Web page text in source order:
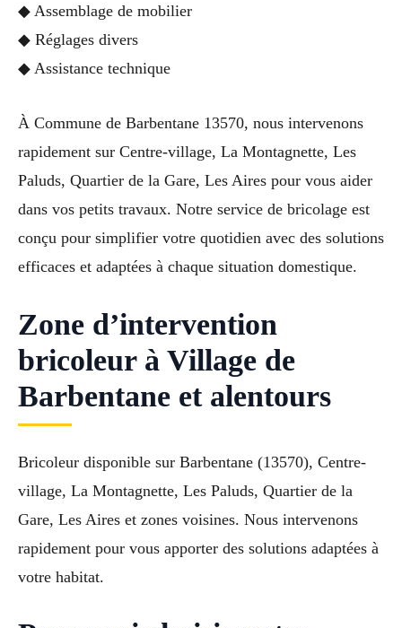
◆ Assemblage de mobilier
◆ Réglages divers
◆ Assistance technique
À Commune de Barbentane 13570, nous intervenons
rapidement sur Centre-village, La Montagnette, Les
Paluds, Quartier de la Gare, Les Aires pour vous aider
dans vos petits travaux. Notre service de bricolage est
conçu pour simplifier votre quotidien avec des solutions
efficaces et adaptées à chaque situation domestique.
Zone d’intervention
bricoleur à Village de
Barbentane et alentours
Bricoleur disponible sur Barbentane (13570), Centre-
village, La Montagnette, Les Paluds, Quartier de la
Gare, Les Aires et zones voisines. Nous intervenons
rapidement pour vous apporter des solutions adaptées à
votre habitat.